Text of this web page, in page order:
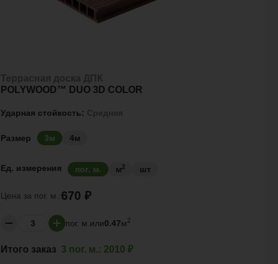
POLYWOOD™ DUO 3D COLOR
Ударная стойкость:
Размер 3м 4м
Ед. измерения пог. м. м2 шт
Цена за пог. м.:670 ₽
пог. м. или0.47м2
Итого заказ 3 пог. м.: 2010 ₽